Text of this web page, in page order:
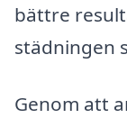
bättre
städningen
Genom att